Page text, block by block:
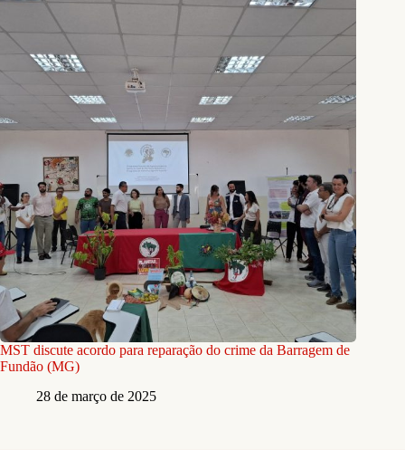
MST discute acordo para reparação do crime da Barragem de
Fundão (MG)
28 de março de 2025